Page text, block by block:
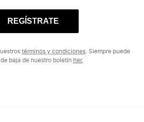
REGÍSTRATE
términos y condiciones. Siempre puede
baja de nuestro boletín her.